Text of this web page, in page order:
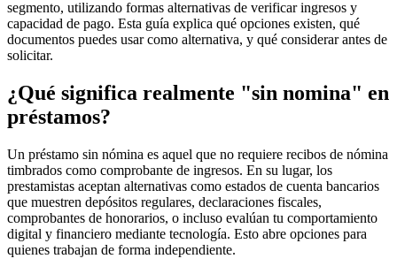
segmento, utilizando formas alternativas de verificar ingresos y
capacidad de pago. Esta guía explica qué opciones existen, qué
documentos puedes usar como alternativa, y qué considerar antes de
solicitar.
¿Qué significa realmente "sin nomina" en
préstamos?
Un préstamo sin nómina es aquel que no requiere recibos de nómina
timbrados como comprobante de ingresos. En su lugar, los
prestamistas aceptan alternativas como estados de cuenta bancarios
que muestren depósitos regulares, declaraciones fiscales,
comprobantes de honorarios, o incluso evalúan tu comportamiento
digital y financiero mediante tecnología. Esto abre opciones para
quienes trabajan de forma independiente.